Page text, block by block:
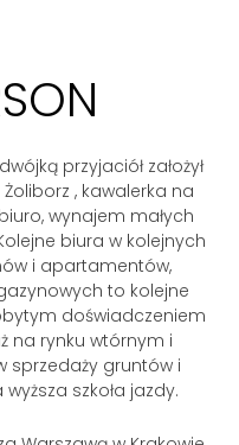
przyjaciół założył
, kawalerka na
wynajem małych
biura w kolejnych
i apartamentów,
to kolejne
doświadczeniem
na rynku wtórnym i
sprzedaży gruntów i
szkoła jazdy.